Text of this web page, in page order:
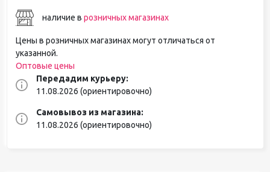
наличие в розничных магазинах
Цены в розничных магазинах могут отличаться от
указанной.
Оптовые цены
Передадим курьеру:
11.08.2026 (ориентировочно)
Самовывоз из магазина:
11.08.2026 (ориентировочно)